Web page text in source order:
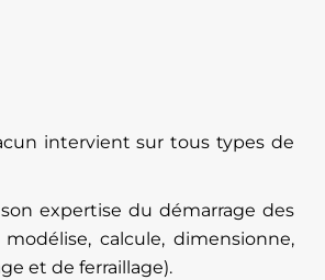
intervient sur tous types de
expertise du démarrage des
calcule, dimensionne,
et de ferraillage).